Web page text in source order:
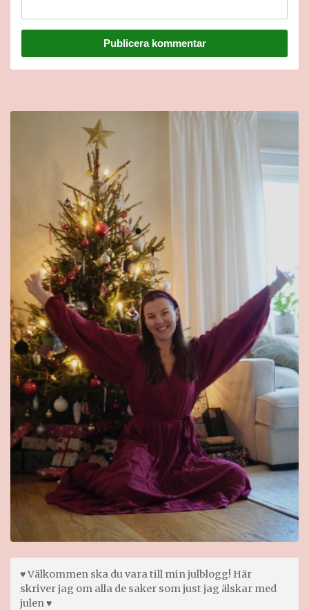
♥ Välkommen ska du vara till min julblogg! Här
skriver jag om alla de saker som just jag älskar med
julen ♥